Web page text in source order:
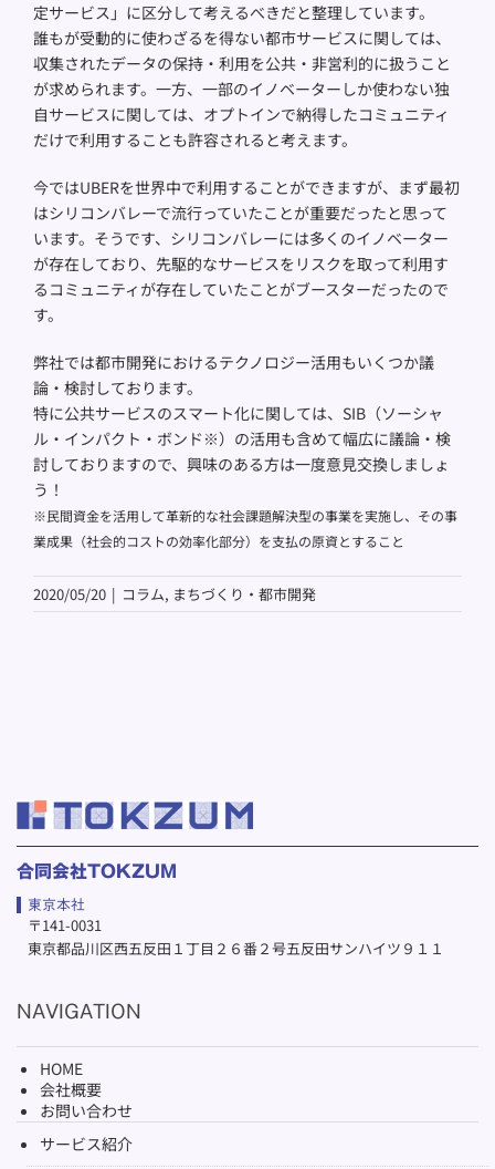
定サービス」に区分して考えるべきだと整理しています。
誰もが受動的に使わざるを得ない都市サービスに関しては、
収集されたデータの保持・利用を公共・非営利的に扱うこと
が求められます。一方、一部のイノベーターしか使わない独
自サービスに関しては、オプトインで納得したコミュニティ
だけで利用することも許容されると考えます。
今ではUBERを世界中で利用することができますが、まず最初
はシリコンバレーで流行っていたことが重要だったと思って
います。そうです、シリコンバレーには多くのイノベーター
が存在しており、先駆的なサービスをリスクを取って利用す
るコミュニティが存在していたことがブースターだったので
す。
弊社では都市開発におけるテクノロジー活用もいくつか議
論・検討しております。
特に公共サービスのスマート化に関しては、SIB（ソーシャ
ル・インパクト・ボンド※）の活用も含めて幅広に議論・検
討しておりますので、興味のある方は一度意見交換しましょ
う！
※民間資金を活用して革新的な社会課題解決型の事業を実施し、その事
業成果（社会的コストの効率化部分）を支払の原資とすること
2020/05/20 | コラム, まちづくり・都市開発
合同会社TOKZUM
東京本社
〒141-0031
東京都品川区西五反田１丁目２６番２号五反田サンハイツ９１１
NAVIGATION
HOME
会社概要
お問い合わせ
サービス紹介